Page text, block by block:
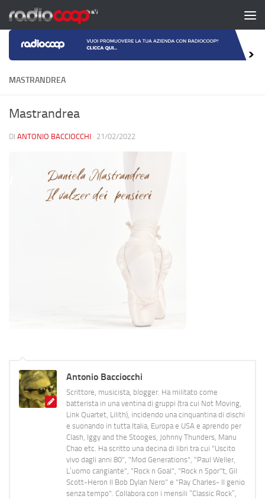
Salta al contenuto
MASTRANDREA
Mastrandrea
DI ANTONIO BACCIOCCHI · 21/02/2022
Antonio Bacciocchi
Scrittore, musicista, blogger. Ha militato come
batterista in una ventina di gruppi (tra cui Not Moving,
Link Quartet, Lilith), incidendo una cinquantina di dischi
e suonando in tutta Italia, Europa e USA e aprendo per
Clash, Iggy and the Stooges, Johnny Thunders, Manu
Chao etc. Ha scritto una decina di libri tra cui "Uscito
vivo dagli anni 80", "Mod Generations", "Paul Weller,
L’uomo cangiante", "Rock n Goal", "Rock n Spor"t, Gil
Scott-Heron Il Bob Dylan Nero" e "Ray Charles- Il genio
senza tempo". Collabora con i mensili “Classic Rock”,